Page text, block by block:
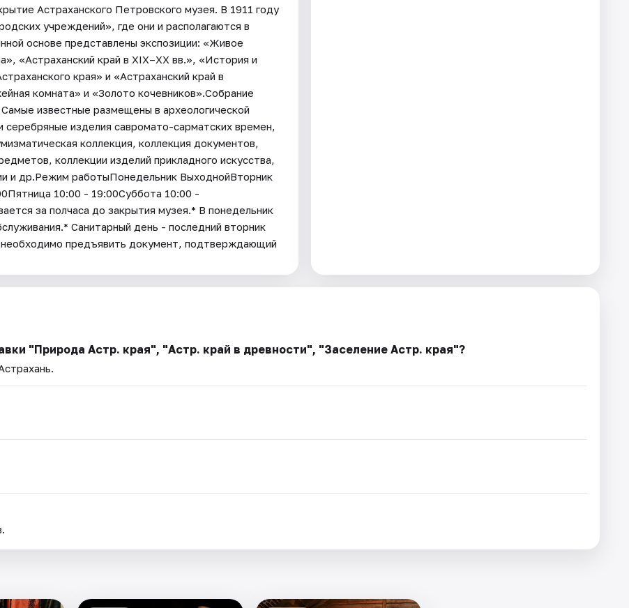
Астраханского Петровского музея. В 1911 году
учреждений», где они и располагаются в
основе представлены экспозиции: «Живое
«Астраханский край в XIX–XX вв.», «История и
края» и «Астраханский край в
комната» и «Золото кочевников».Собрание
известные размещены в археологической
изделия савромато-сарматских времен,
коллекция, коллекция документов,
коллекции изделий прикладного искусства,
и др.Режим работыПонедельник ВыходнойВторник
10:00 - 19:00Суббота 10:00 -
за полчаса до закрытия музея.* В понедельник
Санитарный день - последний вторник
предъявить документ, подтверждающий
"Природа Астр. края", "Астр. край в древности", "Заселение Астр. края"?